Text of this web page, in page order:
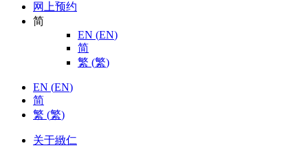
网上预约
简
EN (EN)
简
繁 (繁)
EN (EN)
简
繁 (繁)
关于緻仁